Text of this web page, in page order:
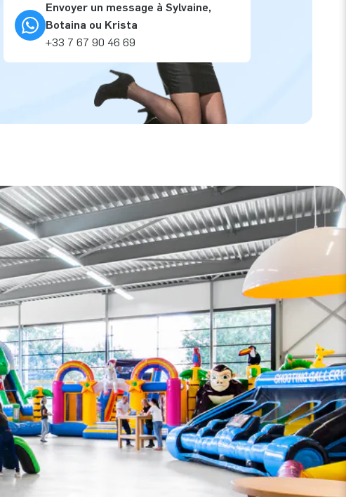
Envoyer un message à Sylvaine,
Botaina ou Krista
+33 7 67 90 46 69